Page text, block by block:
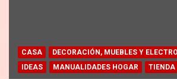
CASA
DECORACIÓN, MUEBLES Y
IDEAS
MANUALIDADES HOGAR TIENDA